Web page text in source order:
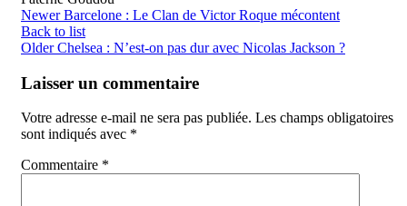
Newer Barcelone : Le Clan de Victor Roque mécontent
Back to list
Older Chelsea : N’est-on pas dur avec Nicolas Jackson ?
Laisser un commentaire
Votre adresse e-mail ne sera pas publiée. Les champs obligatoires
sont indiqués avec *
Commentaire *